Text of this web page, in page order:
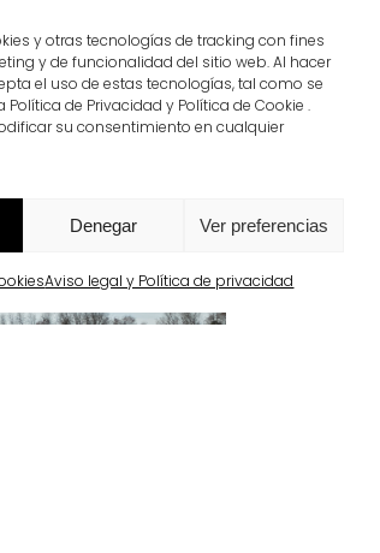
y otras tecnologías de tracking con fines
y de funcionalidad del sitio web. Al hacer
el uso de estas tecnologías, tal como se
de Privacidad y Política de Cookie .
su consentimiento en cualquier
Denegar Ver preferencias
Aviso legal y Política de privacidad